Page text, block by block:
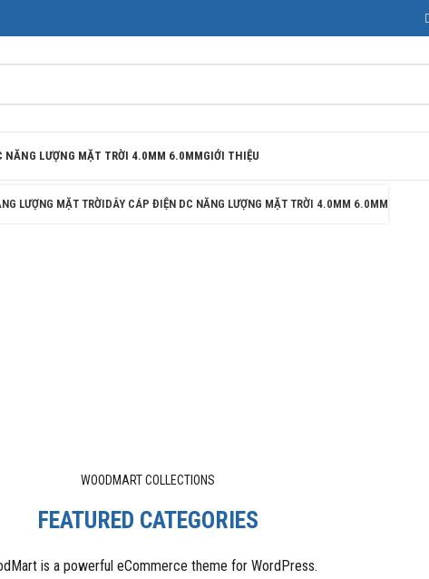
LƯỢNG MẶT TRỜIDÂY CÁP ĐIỆN DC NĂNG LƯỢNG MẶT TRỜI 4.0MM 6.0MM
NĂNG LƯỢNG MẶT TRỜI 4.0MM 6.0MMGIỚI THIỆU
WOODMART COLLECTIONS
FEATURED CATEGORIES
is a powerful eCommerce theme for WordPress.